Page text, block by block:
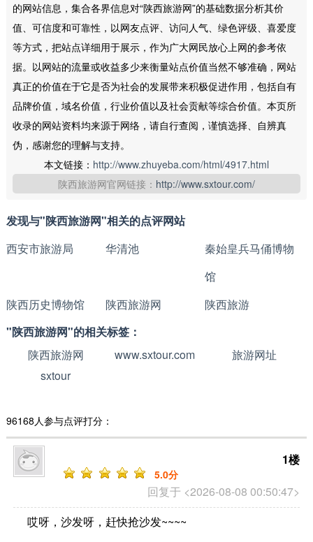
的网站信息，集合各界信息对“陕西旅游网”的基础数据分析其价
值、可信度和可靠性，以网友点评、访问人气、绿色评级、喜爱度
等方式，把站点详细用于展示，作为广大网民放心上网的参考依
据。以网站的流量或收益多少来衡量站点价值当然不够准确，网站
真正的价值在于它是否为社会的发展带来积极促进作用，包括自有
品牌价值，域名价值，行业价值以及社会贡献等综合价值。本页所
收录的网站资料均来源于网络，请自行查阅，谨慎选择、自辨真
伪，感谢您的理解与支持。
本文链接： http://www.zhuyeba.com/html/4917.html
陕西旅游网官网链接： http://www.sxtour.com/
发现与"陕西旅游网"相关的点评网站
西安市旅游局
华清池
秦始皇兵马俑博物
馆
陕西历史博物馆
陕西旅游网
陕西旅游
"陕西旅游网"的相关标签：
陕西旅游网
www.sxtour.com
旅游网址
sxtour
96168人参与点评打分：
回复于 <2026-08-08 00:50:47>
1楼
5.0分
哎呀，沙发呀，赶快抢沙发~~~~